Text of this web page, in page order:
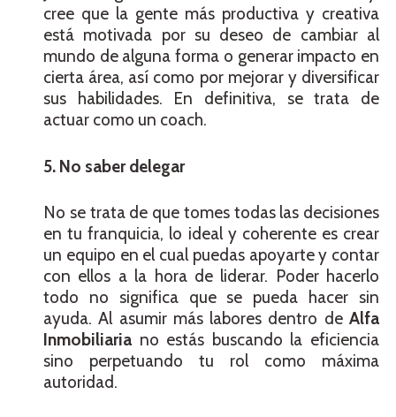
cree que la gente más productiva y creativa
está motivada por su deseo de cambiar al
mundo de alguna forma o generar impacto en
cierta área, así como por mejorar y diversificar
sus habilidades. En definitiva, se trata de
actuar como un coach.
5. No saber delegar
No se trata de que tomes todas las decisiones
en tu franquicia, lo ideal y coherente es crear
un equipo en el cual puedas apoyarte y contar
con ellos a la hora de liderar. Poder hacerlo
todo no significa que se pueda hacer sin
ayuda. Al asumir más labores dentro de Alfa
Inmobiliaria no estás buscando la eficiencia
sino perpetuando tu rol como máxima
autoridad.